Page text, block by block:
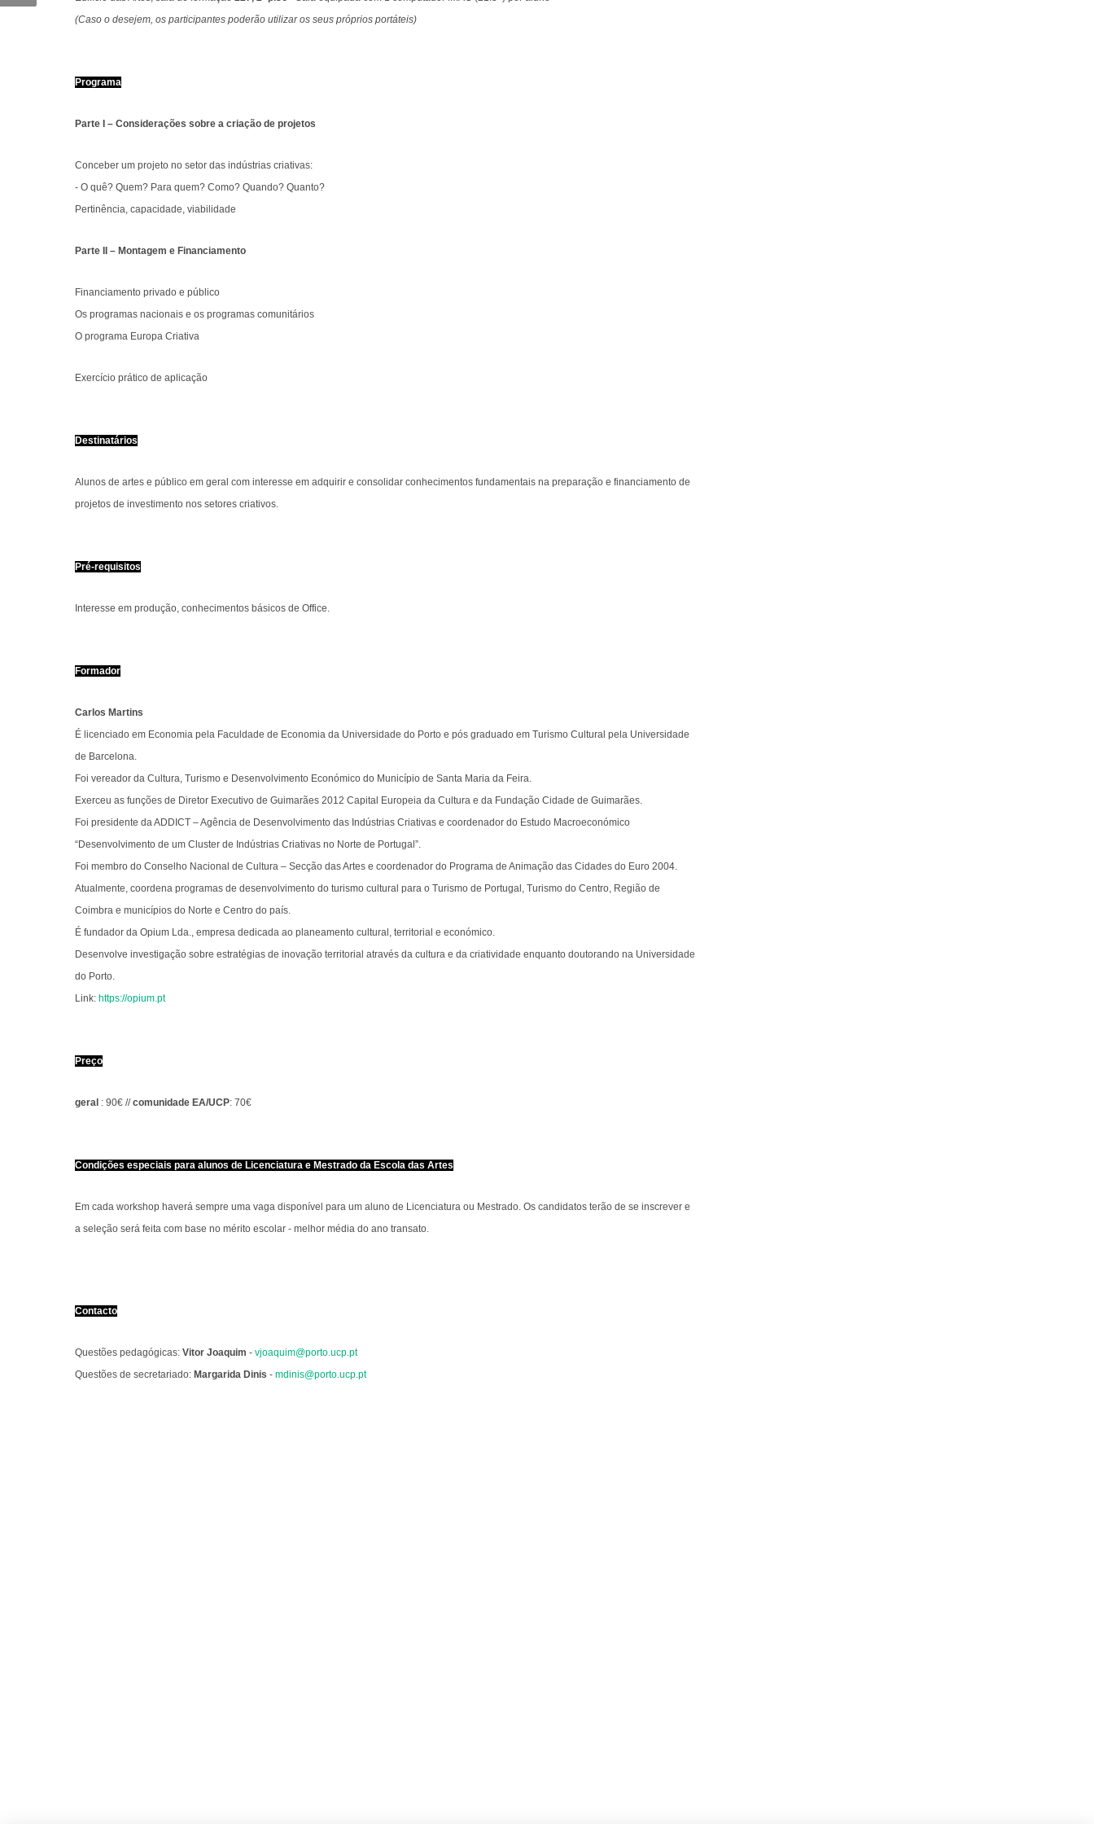
(Caso o desejem, os participantes poderão utilizar os seus próprios portáteis)
Programa
Parte I – Considerações sobre a criação de projetos
Conceber um projeto no setor das indústrias criativas:
- O quê? Quem? Para quem? Como? Quando? Quanto?
Pertinência, capacidade, viabilidade
Parte II – Montagem e Financiamento
Financiamento privado e público
Os programas nacionais e os programas comunitários
O programa Europa Criativa
Exercício prático de aplicação
Destinatários
Alunos de artes e público em geral com interesse em adquirir e consolidar conhecimentos fundamentais na preparação e financiamento de
projetos de investimento nos setores criativos.
Pré-requisitos
Interesse em produção, conhecimentos básicos de Office.
Formador
Carlos Martins
É licenciado em Economia pela Faculdade de Economia da Universidade do Porto e pós graduado em Turismo Cultural pela Universidade
de Barcelona.
Foi vereador da Cultura, Turismo e Desenvolvimento Económico do Município de Santa Maria da Feira.
Exerceu as funções de Diretor Executivo de Guimarães 2012 Capital Europeia da Cultura e da Fundação Cidade de Guimarães.
Foi presidente da ADDICT – Agência de Desenvolvimento das Indústrias Criativas e coordenador do Estudo Macroeconómico
“Desenvolvimento de um Cluster de Indústrias Criativas no Norte de Portugal”.
Foi membro do Conselho Nacional de Cultura – Secção das Artes e coordenador do Programa de Animação das Cidades do Euro 2004.
Atualmente, coordena programas de desenvolvimento do turismo cultural para o Turismo de Portugal, Turismo do Centro, Região de
Coimbra e municípios do Norte e Centro do país.
É fundador da Opium Lda., empresa dedicada ao planeamento cultural, territorial e económico.
Desenvolve investigação sobre estratégias de inovação territorial através da cultura e da criatividade enquanto doutorando na Universidade
do Porto.
Link: https://opium.pt
Preço
geral : 90€ //comunidade EA/UCP: 70€
Condições especiais para alunos de Licenciatura e Mestrado da Escola das Artes
Em cada workshop haverá sempre uma vaga disponível para um aluno de Licenciatura ou Mestrado. Os candidatos terão de se inscrever e
a seleção será feita com base no mérito escolar - melhor média do ano transato.
Contacto
Questões pedagógicas: Vitor Joaquim - vjoaquim@porto.ucp.pt
Questões de secretariado: Margarida Dinis - mdinis@porto.ucp.pt